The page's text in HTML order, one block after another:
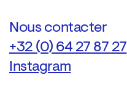
Nous contacter
+32 (0) 64 27 87 27
Instagram